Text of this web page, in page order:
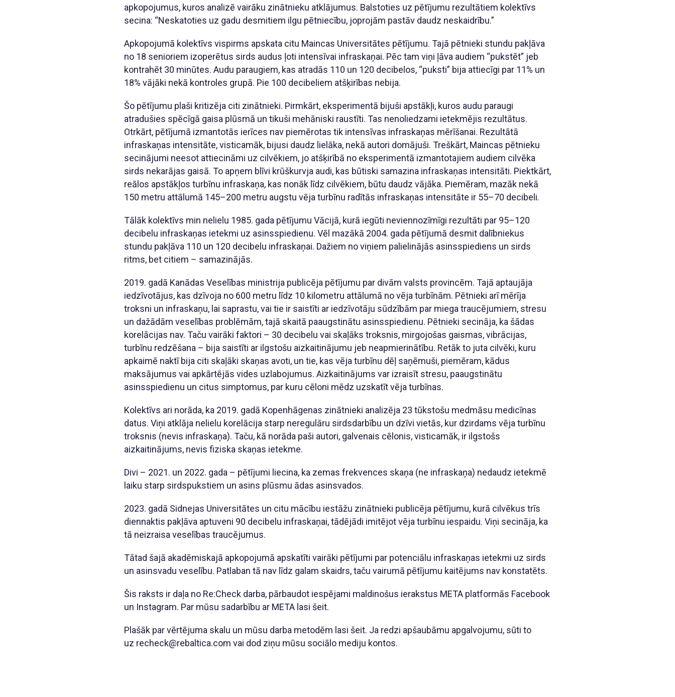
apkopojumus, kuros analizē vairāku zinātnieku atklājumus. Balstoties uz pētījumu rezultātiem kolektīvs
secina: “Neskatoties uz gadu desmitiem ilgu pētniecību, joprojām pastāv daudz neskaidrību.”
Apkopojumā kolektīvs vispirms apskata citu Maincas Universitātes pētījumu. Tajā pētnieki stundu pakļāva
no 18 senioriem izoperētus sirds audus ļoti intensīvai infraskaņai. Pēc tam viņi ļāva audiem “pukstēt” jeb
kontrahēt 30 minūtes. Audu paraugiem, kas atradās 110 un 120 decibelos, “puksti” bija attiecīgi par 11% un
18% vājāki nekā kontroles grupā. Pie 100 decibeliem atšķirības nebija.
Šo pētījumu plaši kritizēja citi zinātnieki. Pirmkārt, eksperimentā bijuši apstākļi, kuros audu paraugi
atradušies spēcīgā gaisa plūsmā un tikuši mehāniski raustīti. Tas nenoliedzami ietekmējis rezultātus.
Otrkārt, pētījumā izmantotās ierīces nav piemērotas tik intensīvas infraskaņas mērīšanai. Rezultātā
infraskaņas intensitāte, visticamāk, bijusi daudz lielāka, nekā autori domājuši. Treškārt, Maincas pētnieku
secinājumi neesot attiecināmi uz cilvēkiem, jo atšķirībā no eksperimentā izmantotajiem audiem cilvēka
sirds nekarājas gaisā. To apņem blīvi krūškurvja audi, kas būtiski samazina infraskaņas intensitāti. Piektkārt,
reālos apstākļos turbīnu infraskaņa, kas nonāk līdz cilvēkiem, būtu daudz vājāka. Piemēram, mazāk nekā
150 metru attālumā 145–200 metru augstu vēja turbīnu radītās infraskaņas intensitāte ir 55–70 decibeli.
Tālāk kolektīvs min nelielu 1985. gada pētījumu Vācijā, kurā iegūti neviennozīmīgi rezultāti par 95–120
decibelu infraskaņas ietekmi uz asinsspiedienu. Vēl mazākā 2004. gada pētījumā desmit dalībniekus
stundu pakļāva 110 un 120 decibelu infraskaņai. Dažiem no viņiem palielinājās asinsspiediens un sirds
ritms, bet citiem – samazinājās.
2019. gadā Kanādas Veselības ministrija publicēja pētījumu par divām valsts provincēm. Tajā aptaujāja
iedzīvotājus, kas dzīvoja no 600 metru līdz 10 kilometru attālumā no vēja turbīnām. Pētnieki arī mērīja
troksni un infraskaņu, lai saprastu, vai tie ir saistīti ar iedzīvotāju sūdzībām par miega traucējumiem, stresu
un dažādām veselības problēmām, tajā skaitā paaugstinātu asinsspiedienu. Pētnieki secināja, ka šādas
korelācijas nav. Taču vairāki faktori – 30 decibelu vai skaļāks troksnis, mirgojošas gaismas, vibrācijas,
turbīnu redzēšana – bija saistīti ar ilgstošu aizkaitinājumu jeb neapmierinātību. Retāk to juta cilvēki, kuru
apkaimē naktī bija citi skaļāki skaņas avoti, un tie, kas vēja turbīnu dēļ saņēmuši, piemēram, kādus
maksājumus vai apkārtējās vides uzlabojumus. Aizkaitinājums var izraisīt stresu, paaugstinātu
asinsspiedienu un citus simptomus, par kuru cēloni mēdz uzskatīt vēja turbīnas.
Kolektīvs ari norāda, ka 2019. gadā Kopenhāgenas zinātnieki analizēja 23 tūkstošu medmāsu medicīnas
datus. Viņi atklāja nelielu korelācija starp neregulāru sirdsdarbību un dzīvi vietās, kur dzirdams vēja turbīnu
troksnis (nevis infraskaņa). Taču, kā norāda paši autori, galvenais cēlonis, visticamāk, ir ilgstošs
aizkaitinājums, nevis fiziska skaņas ietekme.
Divi – 2021. un 2022. gada – pētījumi liecina, ka zemas frekvences skaņa (ne infraskaņa) nedaudz ietekmē
laiku starp sirdspukstiem un asins plūsmu ādas asinsvados.
2023. gadā Sidnejas Universitātes un citu mācību iestāžu zinātnieki publicēja pētījumu, kurā cilvēkus trīs
diennaktis pakļāva aptuveni 90 decibelu infraskaņai, tādējādi imitējot vēja turbīnu iespaidu. Viņi secināja, ka
tā neizraisa veselības traucējumus.
Tātad šajā akadēmiskajā apkopojumā apskatīti vairāki pētījumi par potenciālu infraskaņas ietekmi uz sirds
un asinsvadu veselību. Patlaban tā nav līdz galam skaidrs, taču vairumā pētījumu kaitējums nav konstatēts.
Šis raksts ir daļa no Re:Check darba, pārbaudot iespējami maldinošus ierakstus META platformās Facebook
un Instagram. Par mūsu sadarbību ar META lasi šeit.
Plašāk par vērtējuma skalu un mūsu darba metodēm lasi šeit. Ja redzi apšaubāmu apgalvojumu, sūti to
uz recheck@rebaltica.com vai dod ziņu mūsu sociālo mediju kontos.